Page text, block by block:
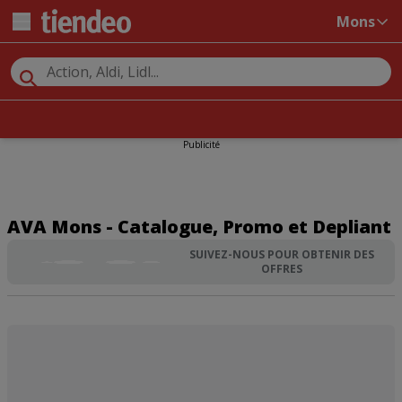
Mons
Publicité
AVA Mons - Catalogue, Promo et Depliant
SUIVEZ-NOUS POUR OBTENIR DES
OFFRES